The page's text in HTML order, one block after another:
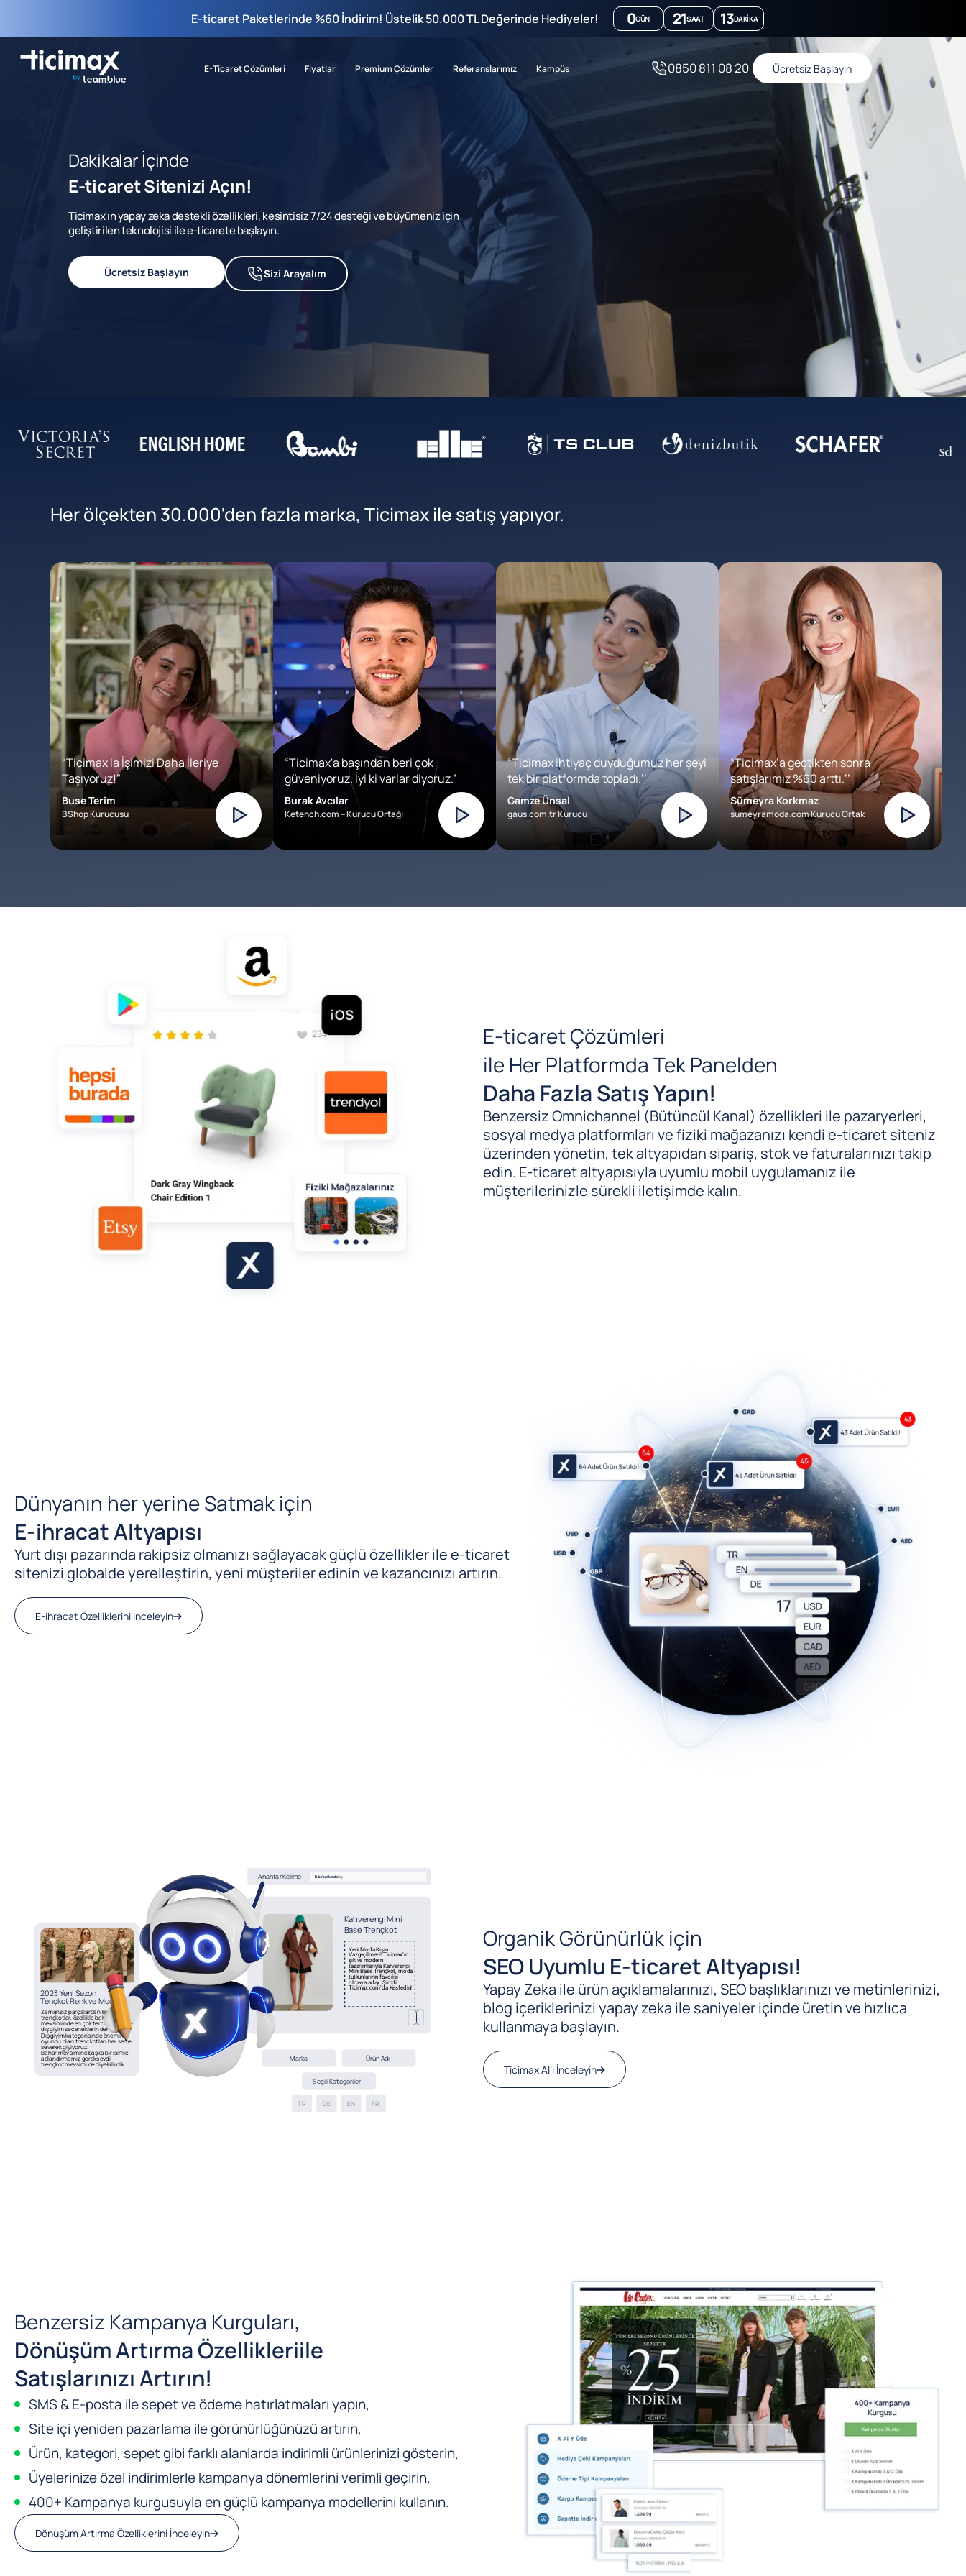
E-ticaret Paketlerinde %60 İndirim! Üstelik 50.000 TL Değerinde Hediyeler! 0GÜN 21SAAT 13DAKIKA
E-Ticaret Çözümleri Fiyatlar Premium Çözümler Referanslarımız Kampüs 0850 811 08 20 Ücretsiz Başlayın
Dakikalar İçinde
E-ticaret Sitenizi Açın!
Ticimax'ın yapay zeka destekli özellikleri, kesintisiz 7/24 desteği ve büyümeniz için
geliştirilen teknolojisi ile e-ticarete başlayın.
Ücretsiz Başlayın Sizi Arayalım
Her ölçekten 30.000'den fazla marka, Ticimax ile satış yapıyor.
“Ticimax'la İşimizi Daha İleriye
Taşıyoruz!”
Buse Terim
BShop Kurucusu
“Ticimax'a başından beri çok
güveniyoruz. İyi ki varlar diyoruz.”
Burak Avcılar
Ketench.com – Kurucu Ortağı
“Ticimax ihtiyaç duyduğumuz her şeyi
tek bir platformda topladı.’’
Gamze Ünsal
gaus.com.tr Kurucu
“Ticimax’a geçtikten sonra
satışlarımız %60 arttı.’’
Sümeyra Korkmaz
sumeyramoda.com Kurucu Ortak
E-ticaret Çözümleri
ile Her Platformda Tek Panelden
Daha Fazla Satış Yapın!
Benzersiz Omnichannel (Bütüncül Kanal) özellikleri ile pazaryerleri,
sosyal medya platformları ve fiziki mağazanızı kendi e-ticaret siteniz
üzerinden yönetin, tek altyapıdan sipariş, stok ve faturalarınızı takip
edin. E-ticaret altyapısıyla uyumlu mobil uygulamanız ile
müşterilerinizle sürekli iletişimde kalın.
Dünyanın her yerine Satmak için
E-ihracat Altyapısı
Yurt dışı pazarında rakipsiz olmanızı sağlayacak güçlü özellikler ile e-ticaret
sitenizi globalde yerelleştirin, yeni müşteriler edinin ve kazancınızı artırın.
E-ihracat Özelliklerini İnceleyin
Organik Görünürlük için
SEO Uyumlu E-ticaret Altyapısı!
Yapay Zeka ile ürün açıklamalarınızı, SEO başlıklarınızı ve metinlerinizi,
blog içeriklerinizi yapay zeka ile saniyeler içinde üretin ve hızlıca
kullanmaya başlayın.
Ticimax AI’ı İnceleyin
Benzersiz Kampanya Kurguları,
Dönüşüm Artırma Özellikleriile
Satışlarınızı Artırın!
SMS & E-posta ile sepet ve ödeme hatırlatmaları yapın,
Site içi yeniden pazarlama ile görünürlüğünüzü artırın,
Ürün, kategori, sepet gibi farklı alanlarda indirimli ürünlerinizi gösterin,
Üyelerinize özel indirimlerle kampanya dönemlerini verimli geçirin,
400+ Kampanya kurgusuyla en güçlü kampanya modellerini kullanın.
Dönüşüm Artırma Özelliklerini İnceleyin